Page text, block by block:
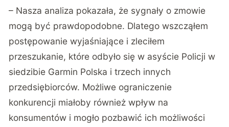
– Nasza analiza pokazała, że sygnały o zmowie
mogą być prawdopodobne. Dlatego wszcząłem
postępowanie wyjaśniające i zleciłem
przeszukanie, które odbyło się w asyście Policji w
siedzibie Garmin Polska i trzech innych
przedsiębiorców. Możliwe ograniczenie
konkurencji miałoby również wpływ na
konsumentów i mogło pozbawić ich możliwości